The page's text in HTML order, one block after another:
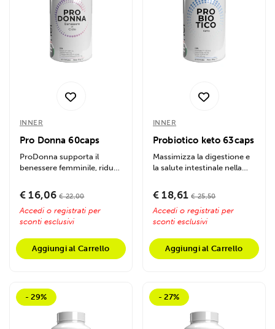
INNER
Pro Donna 60caps
ProDonna supporta il
benessere femminile, riduce
favorisce il...
€ 16,06 € 22,00
Accedi o registrati per
sconti esclusivi
Aggiungi al Carrello
INNER
Probiotico keto 63caps
Massimizza la digestione e
la salute intestinale nella
€ 18,61 € 25,50
Accedi o registrati per
sconti esclusivi
Aggiungi al Carrello
- 29% - 27%